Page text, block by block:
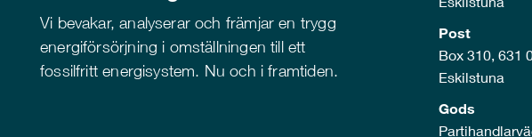
Vi bevakar, analyserar och främjar en trygg
energiförsörjning i omställningen till ett
fossilfritt energisystem. Nu och i framtiden.
Post
Box 310, 631
Eskilstuna
Gods